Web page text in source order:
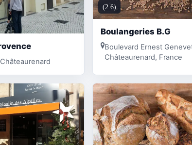
(2.6)
Boulangeries B.G
Boulevard Ernest
Châteaurenard, France